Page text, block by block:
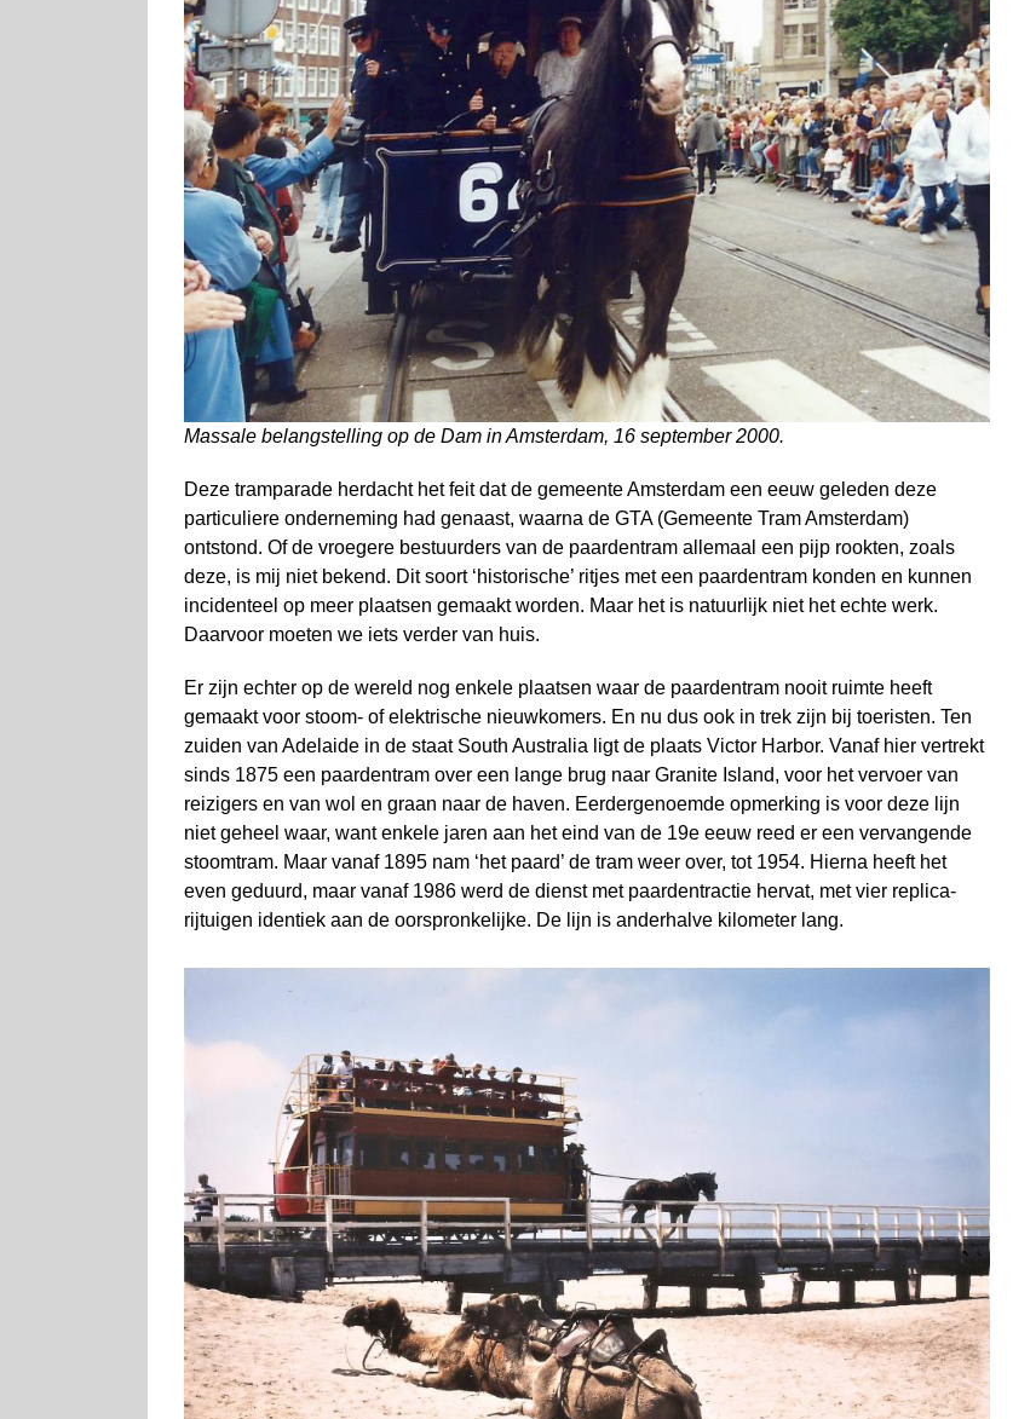
Massale belangstelling op de Dam in Amsterdam, 16 september 2000.
Deze tramparade herdacht het feit dat de gemeente Amsterdam een eeuw geleden deze
particuliere onderneming had genaast, waarna de GTA (Gemeente Tram Amsterdam)
ontstond. Of de vroegere bestuurders van de paardentram allemaal een pijp rookten, zoals
deze, is mij niet bekend. Dit soort ‘historische’ ritjes met een paardentram konden en kunnen
incidenteel op meer plaatsen gemaakt worden. Maar het is natuurlijk niet het echte werk.
Daarvoor moeten we iets verder van huis.
Er zijn echter op de wereld nog enkele plaatsen waar de paardentram nooit ruimte heeft
gemaakt voor stoom- of elektrische nieuwkomers. En nu dus ook in trek zijn bij toeristen. Ten
zuiden van Adelaide in de staat South Australia ligt de plaats Victor Harbor. Vanaf hier vertrekt
sinds 1875 een paardentram over een lange brug naar Granite Island, voor het vervoer van
reizigers en van wol en graan naar de haven. Eerdergenoemde opmerking is voor deze lijn
niet geheel waar, want enkele jaren aan het eind van de 19e eeuw reed er een vervangende
stoom­tram. Maar vanaf 1895 nam ‘het paard’ de tram weer over, tot 1954. Hierna heeft het
even geduurd, maar vanaf 1986 werd de dienst met paardentractie hervat, met vier replica-
rijtuigen identiek aan de oorspronkelijke. De lijn is ander­halve kilometer lang.